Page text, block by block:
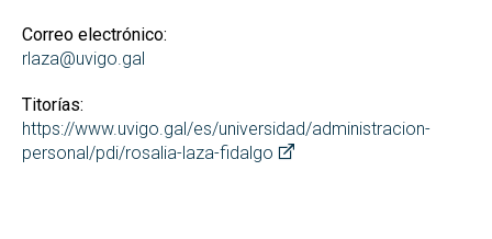
Correo electrónico:
rlaza@uvigo.gal
Titorías:
https://www.uvigo.gal/es/universidad/administracion-
personal/pdi/rosalia-laza-fidalgo